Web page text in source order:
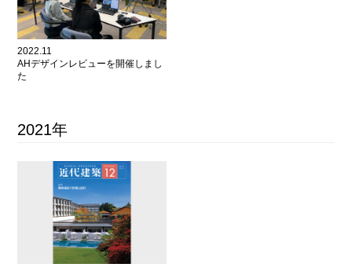
2022.11
AHデザインレビューを開催しまし
た
2021年